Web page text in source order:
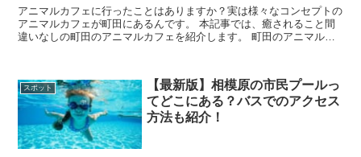
アニマルカフェに行ったことはありますか？実は様々なコンセプトの
アニマルカフェが町田にあるんです。 本記事では、癒されること間
違いなしの町田のアニマルカフェを紹介します。 町田のアニマルカ
スポット
【最新版】相模原の市民プールっ
てどこにある？バスでのアクセス
方法も紹介！